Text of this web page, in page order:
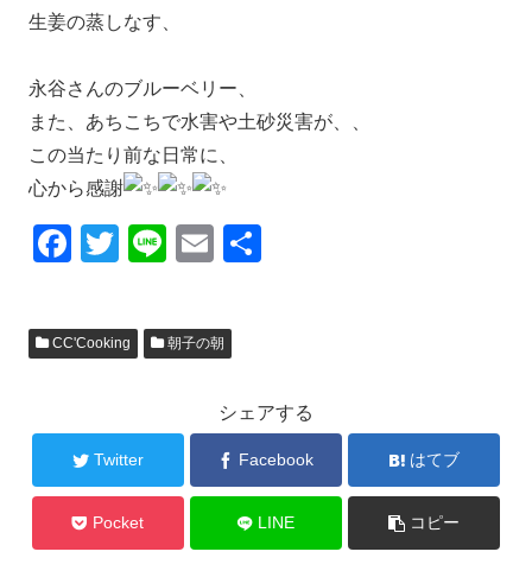
生姜の蒸しなす、
永谷さんのブルーベリー、
また、あちこちで水害や土砂災害が、、
この当たり前な日常に、
心から感謝
F
c
e
o
o
k
T
tt
er
Li
e
E
ail
CC'Cooking 朝子の朝
シェアする
Twitter Facebook はてブ
Pocket LINE コピー